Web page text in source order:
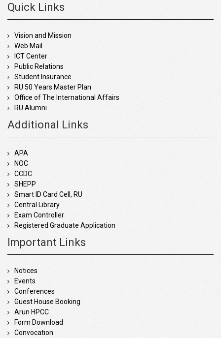
Quick Links
Vision and Mission
Web Mail
ICT Center
Public Relations
Student Insurance
RU 50 Years Master Plan
Office of The International Affairs
RU Alumni
Additional Links
APA
NOC
CCDC
SHEPP
Smart ID Card Cell, RU
Central Library
Exam Controller
Registered Graduate Application
Important Links
Notices
Events
Conferences
Guest House Booking
Arun HPCC
Form Download
Convocation